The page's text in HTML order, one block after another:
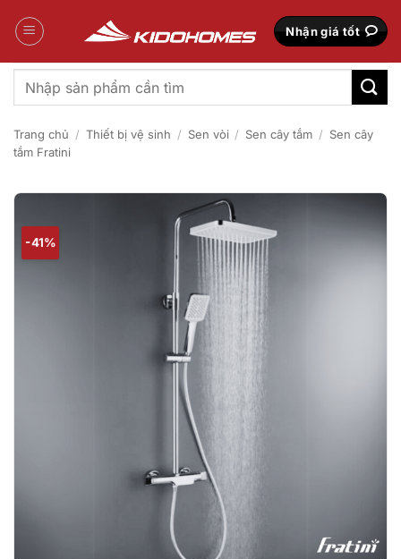
qua
Nhận giá tốt
Tìm
kiếm:
Trang chủ / Thiết bị vệ sinh / Sen vòi / Sen cây tắm / Sen cây
tắm Fratini
-41%